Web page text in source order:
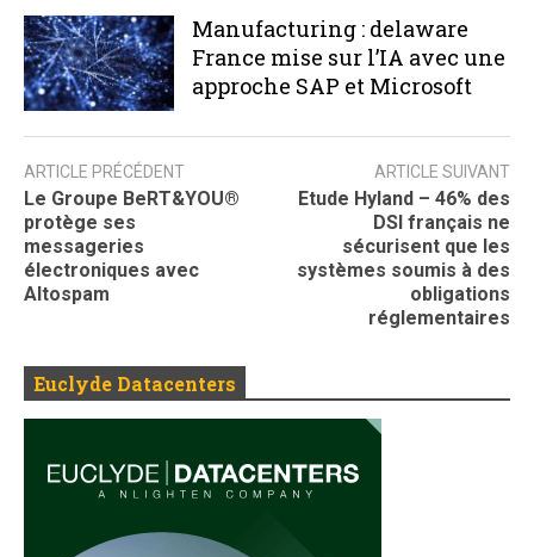
Manufacturing : delaware
France mise sur l’IA avec une
approche SAP et Microsoft
ARTICLE PRÉCÉDENT
Le Groupe BeRT&YOU®
protège ses
messageries
électroniques avec
Altospam
ARTICLE SUIVANT
Etude Hyland – 46% des
DSI français ne
sécurisent que les
systèmes soumis à des
obligations
réglementaires
Euclyde Datacenters